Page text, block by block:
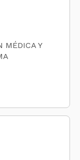
MÉDICA Y